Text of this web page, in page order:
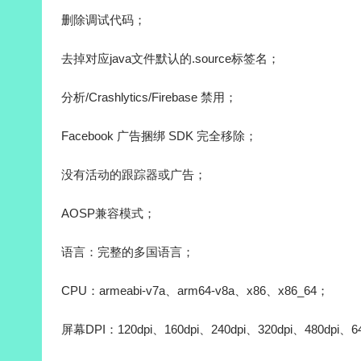
删除调试代码；
去掉对应java文件默认的.source标签名；
分析/Crashlytics/Firebase 禁用；
Facebook 广告捆绑 SDK 完全移除；
没有活动的跟踪器或广告；
AOSP兼容模式；
语言：完整的多国语言；
CPU：armeabi-v7a、arm64-v8a、x86、x86_64；
屏幕DPI：120dpi、160dpi、240dpi、320dpi、480dpi、